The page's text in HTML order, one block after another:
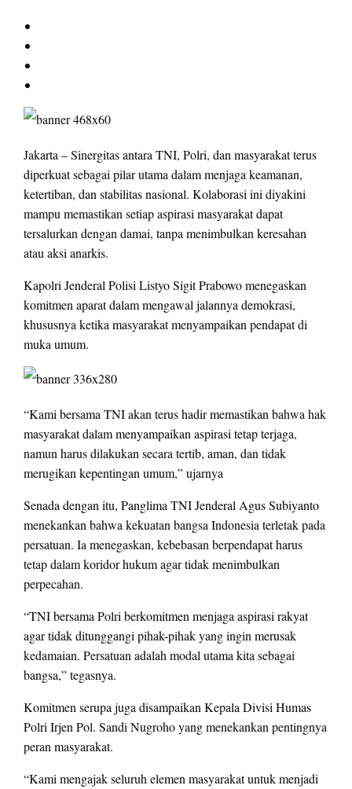
Jakarta – Sinergitas antara TNI, Polri, dan masyarakat terus
diperkuat sebagai pilar utama dalam menjaga keamanan,
ketertiban, dan stabilitas nasional. Kolaborasi ini diyakini
mampu memastikan setiap aspirasi masyarakat dapat
tersalurkan dengan damai, tanpa menimbulkan keresahan
atau aksi anarkis.
Kapolri Jenderal Polisi Listyo Sigit Prabowo menegaskan
komitmen aparat dalam mengawal jalannya demokrasi,
khususnya ketika masyarakat menyampaikan pendapat di
muka umum.
“Kami bersama TNI akan terus hadir memastikan bahwa hak
masyarakat dalam menyampaikan aspirasi tetap terjaga,
namun harus dilakukan secara tertib, aman, dan tidak
merugikan kepentingan umum,” ujarnya
Senada dengan itu, Panglima TNI Jenderal Agus Subiyanto
menekankan bahwa kekuatan bangsa Indonesia terletak pada
persatuan. Ia menegaskan, kebebasan berpendapat harus
tetap dalam koridor hukum agar tidak menimbulkan
perpecahan.
“TNI bersama Polri berkomitmen menjaga aspirasi rakyat
agar tidak ditunggangi pihak-pihak yang ingin merusak
kedamaian. Persatuan adalah modal utama kita sebagai
bangsa,” tegasnya.
Komitmen serupa juga disampaikan Kepala Divisi Humas
Polri Irjen Pol. Sandi Nugroho yang menekankan pentingnya
peran masyarakat.
“Kami mengajak seluruh elemen masyarakat untuk menjadi